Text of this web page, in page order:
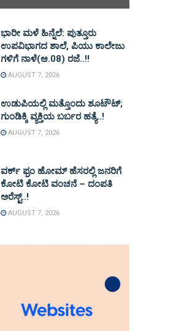
ಭಾರೀ ಮಳೆ ಹಿನ್ನೆಲೆ: ಪುತ್ತೂರು
ಉಪವಿಭಾಗದ ಶಾಲೆ, ಪಿಯು ಕಾಲೇಜು
ಗಳಿಗೆ ನಾಳೆ(ಆ.08) ರಜೆ..!!
AUGUST 7, 2026
ಉಡುಪಿಯಲ್ಲಿ ಮತ್ತೊಂದು ಶೂಟೌಟ್‌;
ಗುಂಡಿಕ್ಕಿ ವ್ಯಕ್ತಿಯ ಬರ್ಬರ ಹತ್ಯೆ..!
AUGUST 7, 2026
ವರ್ಕ್ ಫ್ರಂ ಹೋಮ್ ಹೆಸರಲ್ಲಿ ಜನರಿಗೆ
ಕೋಟಿ ಕೋಟಿ ವಂಚನೆ – ದಂಪತಿ
ಅರೆಸ್ಟ್..!
AUGUST 7, 2026